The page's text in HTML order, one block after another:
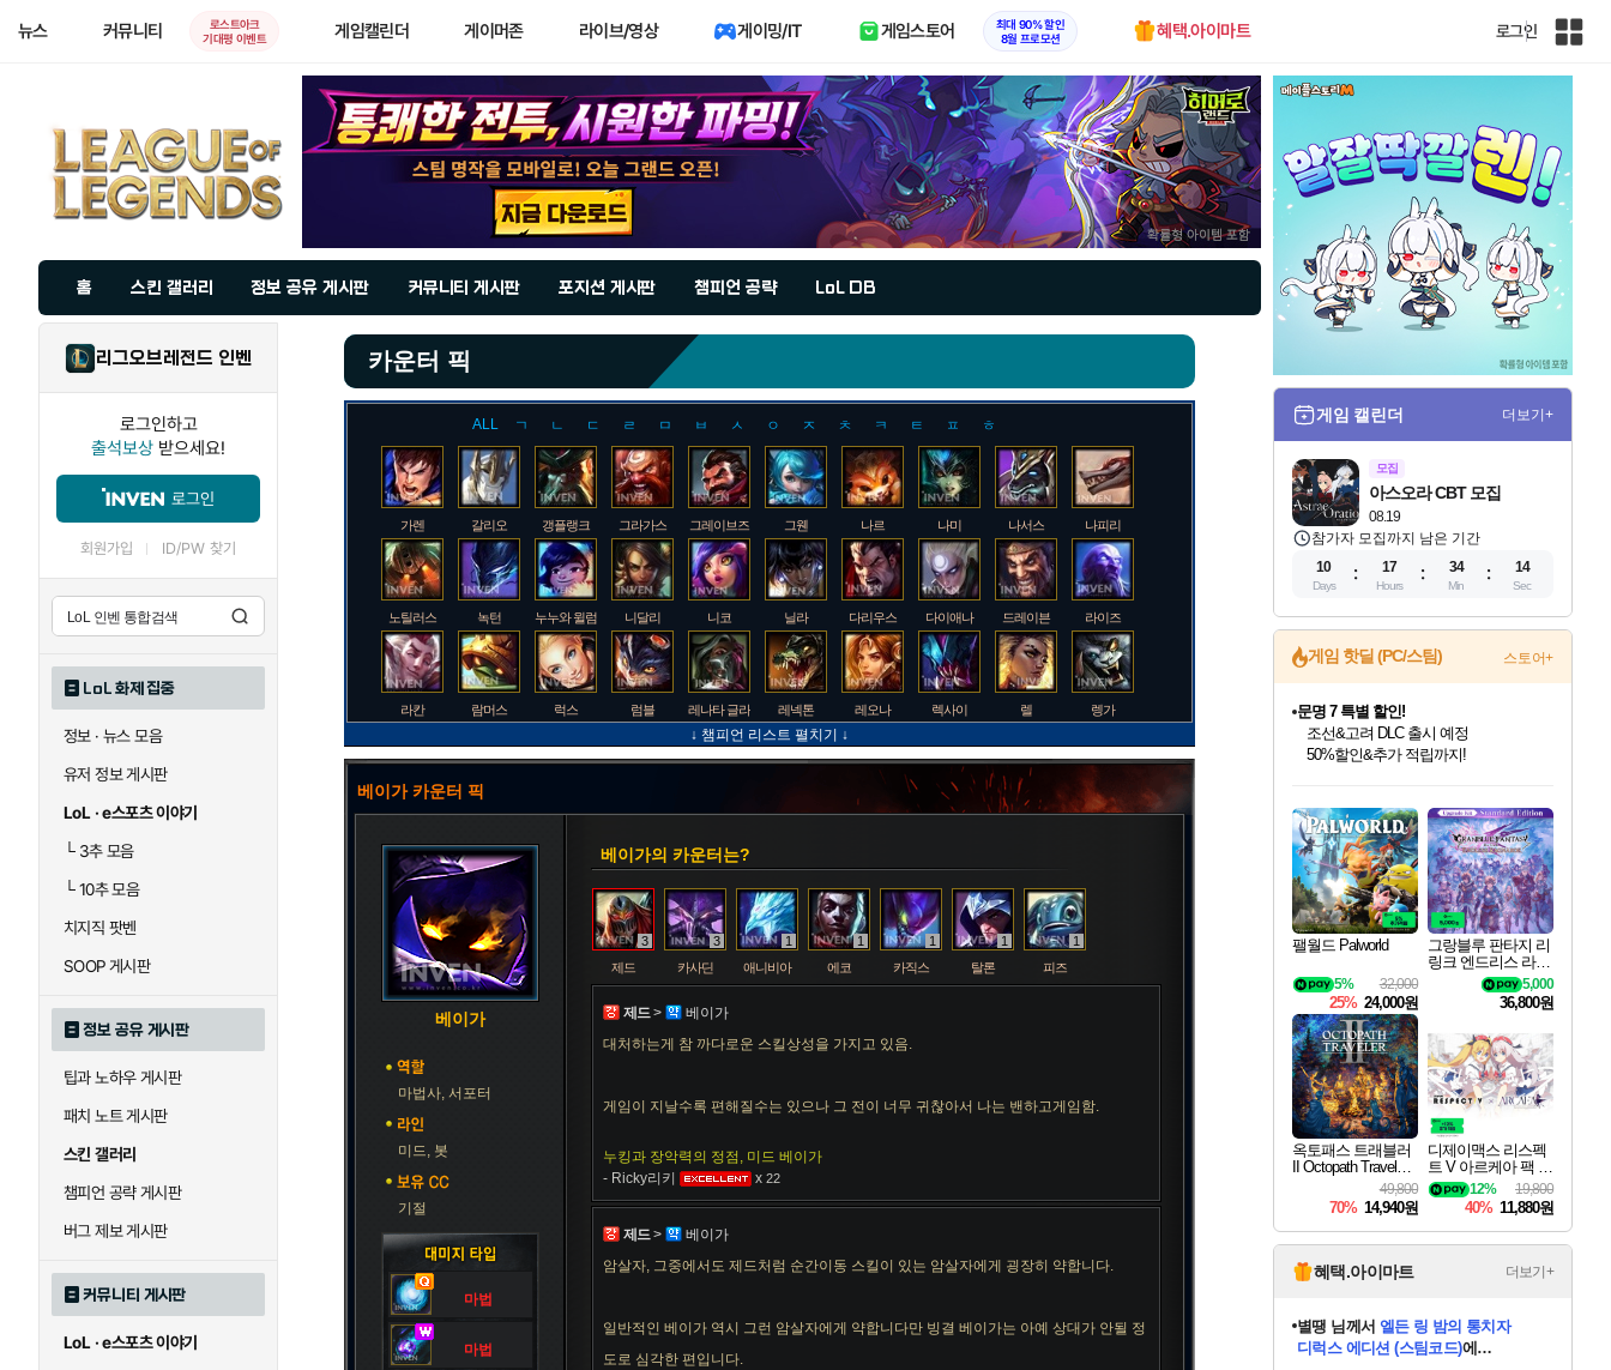
뉴스 커뮤니티
로스트아크
기대평 이벤트
게임캘린더 게이머존 라이브/영상 게이밍/IT 게임스토어
최대 90% 할인
8월 프로모션
혜택.아이마트 로그인
인
트
홈 스킨 갤러리 정보 공유 게시판 커뮤니티 게시판 포지션 게시판 챔피언 공략 LoL DB
리그오브레전드 인벤
로그인하고
출석보상 받으세요!
로그인
회원가입 ID/PW 찾기
LoL 화제 집중
정보 · 뉴스 모음
유저 정보 게시판
LoL · e스포츠 이야기
└3추 모음
└10추 모음
치지직 팟벤
SOOP 게시판
정보 공유 게시판
팁과 노하우 게시판
패치 노트 게시판
스킨 갤러리
챔피언 공략 게시판
버그 제보 게시판
커뮤니티 게시판
LoL · e스포츠 이야기
카운터 픽
ALL ㄱ ㄴ ㄷ ㄹ ㅁ ㅂ ㅅ ㅇ ㅈ ㅊ ㅋ ㅌ ㅍ ㅎ
가렌 갈리오 갱플랭크 그라가스 그레이브즈 그웬 나르 나미 나서스 나피리
노틸러스 녹턴 누누와 윌럼프 니달리 니코 닐라 다리우스 다이애나 드레이븐 라이즈
라칸 람머스 럭스 럼블 레나타 글라스크 레넥톤 레오나 렉사이 렐 렝가
로크 루시안 리산드라 릴리아 마스터 이 마오카이
말자하 말파이트 모데카이저 모르가나 문도 박사 미스 포츈 밀리오 바드
바이 베이가 벡스 벨베스 벨코즈 볼리베어 브라움 브라이어 브랜드
블라디미르
소나 소라카
시비르 신 짜오 신지드 쓰레쉬 아리 아무무 아우렐리온 솔 아이번 아지르
아칼리 아크샨 아펠리오스 알리스타
↓ 챔피언 리스트 펼치기 ↓
베이가 카운터 픽
베이가
마법사, 서포터
미드, 봇
기절
마법
마법
베이가의 카운터는?
3
제드
3
카사딘
1
애니비아
1
에코
1
카직스
1
탈론
1
피즈
제드>
베이가
대처하는게 참 까다로운 스킬상성을 가지고 있음.
게임이 지날수록 편해질수는 있으나 그 전이 너무 귀찮아서 나는 밴하고게임함.
누킹과 장악력의 정점, 미드 베이가
- Ricky리키
x 22
제드>
베이가
암살자, 그중에서도 제드처럼 순간이동 스킬이 있는 암살자에게 굉장히 약합니다.
일반적인 베이가 역시 그런 암살자에게 약합니다만 빙결 베이가는 아예 상대가 안될 정
도로 심각한 편입니다.
게임 캘린더 더보기+
모집
08.19
아스오라 CBT 모집
참가자 모집까지 남은 기간
10
Days
17
Hours
34
Min
12
Sec
게임 핫딜 (PC/스팀) 스토어+
최대 90% 할인가를 만나보세요!
네이버혜택과 함께 만나보세요!
문명 7 특별 할인!
조선&고려 DLC 출시 예정
50%할인&추가 적립까지!
네이버 포인트 혜택까지!
이니&베니 혜택까지!
네이버 혜택가와 함께 예약하세요!
할인&네이버혜택으로 만나보세요!
네이버페이 혜택과 만나보세요!
40주년 프로모션으로 만나보세요!
할인가에 만나보세요!
일부 에디션 상시 할인!
혜택으로 예약 판매 중
편안하게 충전하세요
팰월드 Palworld
32,000
5%
25% 24,000원
그랑블루 판타지 리
링크 엔드리스 라그
나로크 업그레이드
킷 Granblue Fantasy
Relink Endless Ragn
C
5,000
36,800원
옥토패스 트래블러
II Octopath Traveler I
49,800
70% 14,940원
디제이맥스 리스펙
트 V 아르케아 팩 D
JMAX RESPECT V
Arcaea Pack DLC
19,800
12%
40% 11,880원
혜택.아이마트 더보기+
별땡 님께서 엘든 링 밤의 통치자
디럭스 에디션 (스팀코드)에